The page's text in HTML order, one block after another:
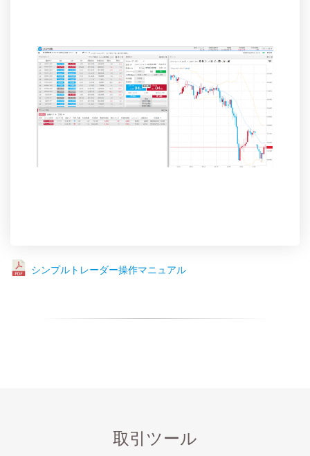
シンプルトレーダー操作マニュアル
取引ツール